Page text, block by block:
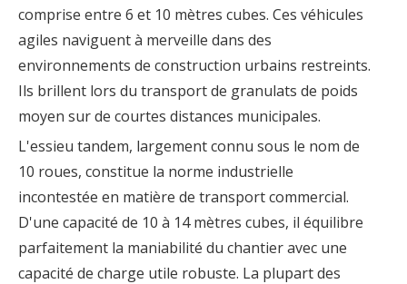
comprise entre 6 et 10 mètres cubes. Ces véhicules
agiles naviguent à merveille dans des
environnements de construction urbains restreints.
Ils brillent lors du transport de granulats de poids
moyen sur de courtes distances municipales.
L'essieu tandem, largement connu sous le nom de
10 roues, constitue la norme industrielle
incontestée en matière de transport commercial.
D'une capacité de 10 à 14 mètres cubes, il équilibre
parfaitement la maniabilité du chantier avec une
capacité de charge utile robuste. La plupart des